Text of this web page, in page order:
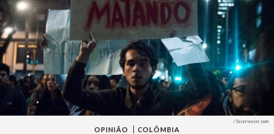
Créditos
/ fayerwayer.com
OPINIÃO COLÔMBIA